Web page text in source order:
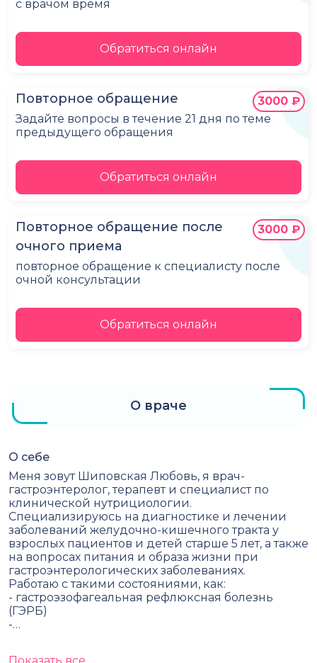
с врачом время
Обратиться онлайн
Повторное обращение
Задайте вопросы в течение 21 дня по теме
предыдущего обращения
3000 ₽
Обратиться онлайн
Повторное обращение после
очного приема
повторное обращение к специалисту после
очной консультации
3000 ₽
Обратиться онлайн
О враче
О себе
Меня зовут Шиповская Любовь, я врач-
гастроэнтеролог, терапевт и специалист по
клинической нутрициологии.
Специализируюсь на диагностике и лечении
заболеваний желудочно-кишечного тракта у
взрослых пациентов и детей старше 5 лет, а также
на вопросах питания и образа жизни при
гастроэнтерологических заболеваниях.
Работаю с такими состояниями, как:
- гастроэзофагеальная рефлюксная болезнь
(ГЭРБ)
-…